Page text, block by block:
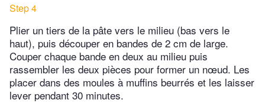
Step 4
Plier un tiers de la pâte vers le milieu (bas vers le
haut), puis découper en bandes de 2 cm de large.
Couper chaque bande en deux au milieu puis
rassembler les deux pièces pour former un nœud. Les
placer dans des moules à muffins beurrés et les laisser
lever pendant 30 minutes.